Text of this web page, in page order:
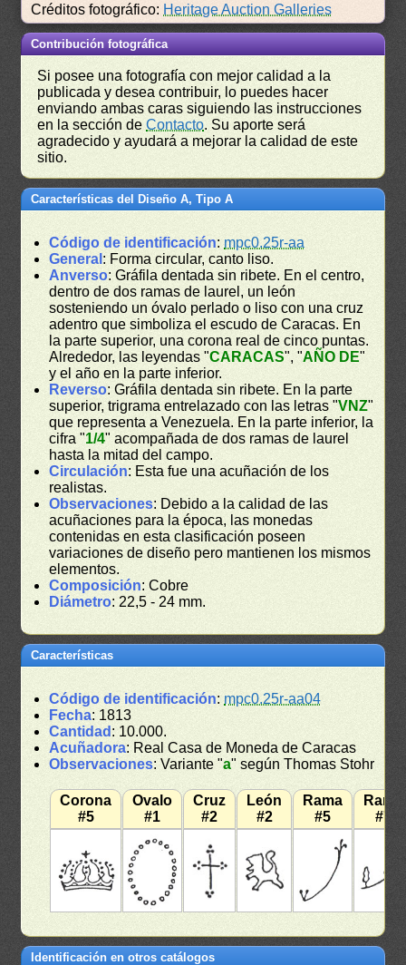
Créditos fotográfico: Heritage Auction Galleries
Contribución fotográfica
Si posee una fotografía con mejor calidad a la
publicada y desea contribuir, lo puedes hacer
enviando ambas caras siguiendo las instrucciones
en la sección deContacto. Su aporte será
agradecido y ayudará a mejorar la calidad de este
sitio.
Características del Diseño A, Tipo A
Código de identificación: mpc0.25r-aa
General : Forma circular, canto liso.
Anverso: Gráfila dentada sin ribete. En el centro,
dentro de dos ramas de laurel, un león
sosteniendo un óvalo perlado o liso con una cruz
adentro que simboliza el escudo de Caracas. En
la parte superior, una corona real de cinco puntas.
Alrededor, las leyendas "CARACAS", "AÑO DE"
y el año en la parte inferior.
Reverso: Gráfila dentada sin ribete. En la parte
superior, trigrama entrelazado con las letras "VNZ"
que representa a Venezuela. En la parte inferior, la
cifra "1/4" acompañada de dos ramas de laurel
hasta la mitad del campo.
Circulación: Esta fue una acuñación de los
realistas.
Observaciones: Debido a la calidad de las
acuñaciones para la época, las monedas
contenidas en esta clasificación poseen
variaciones de diseño pero mantienen los mismos
elementos.
Composición: Cobre
Diámetro: 22,5 - 24 mm.
Características
Código de identificación: mpc0.25r-aa04
Fecha: 1813
Cantidad : 10.000.
Acuñadora: Real Casa de Moneda de Caracas
Observaciones: Variante "a" según Thomas Stohr
Corona
#5
Ovalo
#1
Cruz
#2
León
#2
Rama
#5
Rama
#7
Identificación en otros catálogos